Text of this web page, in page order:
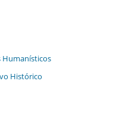
Humanísticos
Histórico